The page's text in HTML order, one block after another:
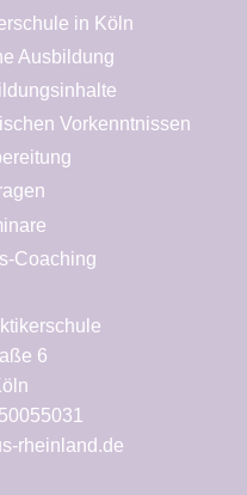
in Köln
Ausbildung
Vorkenntnissen
Coaching
6
rheinland.de